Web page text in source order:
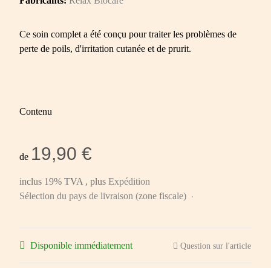
Ce soin complet a été conçu pour traiter les problèmes de
perte de poils, d'irritation cutanée et de prurit.
Contenu
de 19,90 €
inclus 19% TVA , plus Expédition
Sélection du pays de livraison (zone fiscale)
Disponible immédiatement Question sur l'article